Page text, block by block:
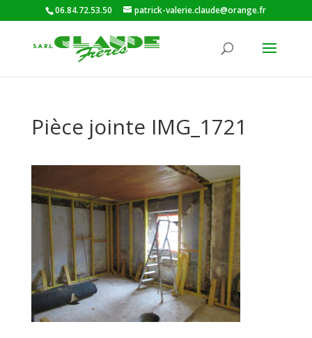
06.84.72.53.50 patrick-valerie.claude@orange.fr
Pièce jointe IMG_1721